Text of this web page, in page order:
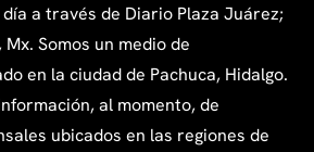
a través de Diario Plaza Juárez;
Somos un medio de
en la ciudad de Pachuca, Hidalgo.
al momento, de
ubicados en las regiones de